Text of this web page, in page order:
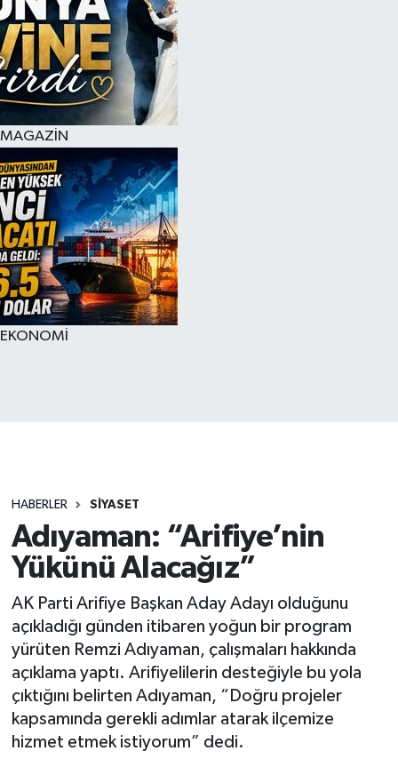
MAGAZİN
EKONOMİ
HABERLER SİYASET
Adıyaman: “Arifiye’nin
Yükünü Alacağız”
AK Parti Arifiye Başkan Aday Adayı olduğunu
açıkladığı günden itibaren yoğun bir program
yürüten Remzi Adıyaman, çalışmaları hakkında
açıklama yaptı. Arifiyelilerin desteğiyle bu yola
çıktığını belirten Adıyaman, “Doğru projeler
kapsamında gerekli adımlar atarak ilçemize
hizmet etmek istiyorum” dedi.